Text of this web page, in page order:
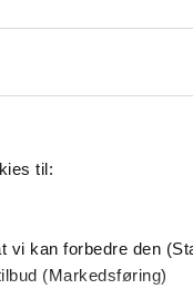
til:
vi kan forbedre den
(Markedsføring)
De fordømte
Kristine T.G.